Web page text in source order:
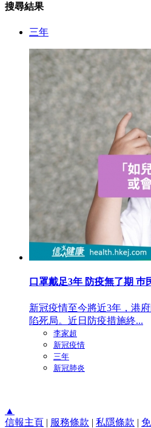
搜尋結果
三年
口罩戴足3年 防疫無了期 巿
新冠疫情至今將近3年，港
陷死局。近日防疫措施終...
李家超
新冠疫情
三年
新冠肺炎
▲
信報主頁 | 服務條款 | 私隱條款 |